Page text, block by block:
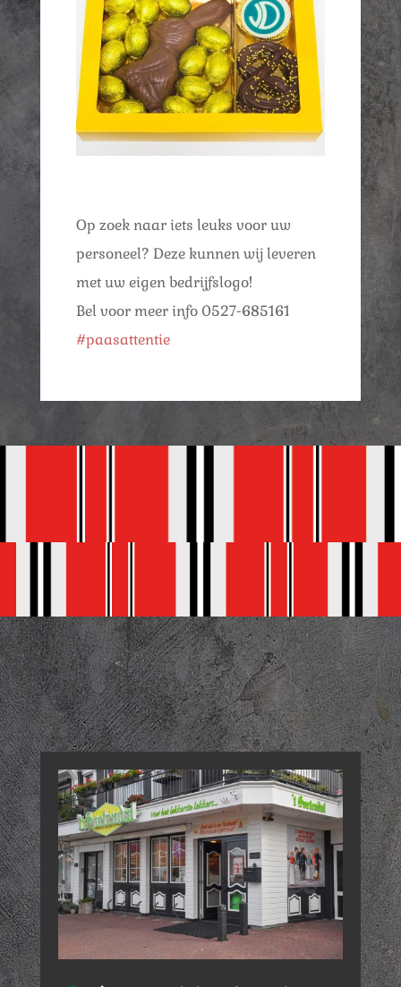
Op zoek naar iets leuks voor uw
personeel? Deze kunnen wij leveren
met uw eigen bedrijfslogo!
Bel voor meer info 0527-685161
#paasattentie